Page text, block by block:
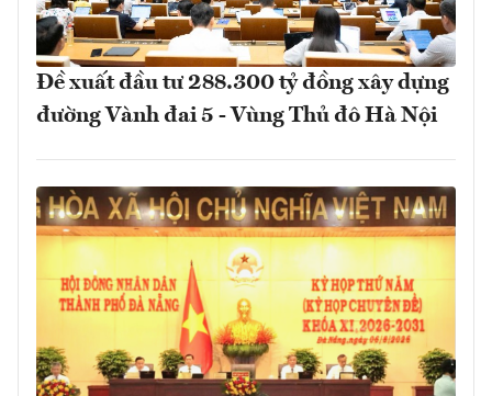
Đề xuất đầu tư 288.300 tỷ đồng xây dựng
đường Vành đai 5 - Vùng Thủ đô Hà Nội